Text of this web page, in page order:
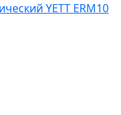
YETT ERM10